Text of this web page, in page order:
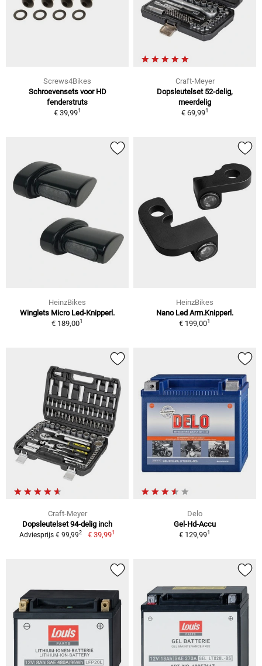
Screws4Bikes
Schroevensets voor HD
fenderstruts
€ 39,991
Craft-Meyer
Dopsleutelset 52-delig,
meerdelig
€ 69,991
HeinzBikes
Winglets Micro Led-Knipperl.
€ 189,001
HeinzBikes
Nano Led Arm.Knipperl.
€ 199,001
Craft-Meyer
Dopsleutelset 94-delig inch
Adviesprijs € 99,992 € 39,991
Delo
Gel-Hd-Accu
€ 129,991